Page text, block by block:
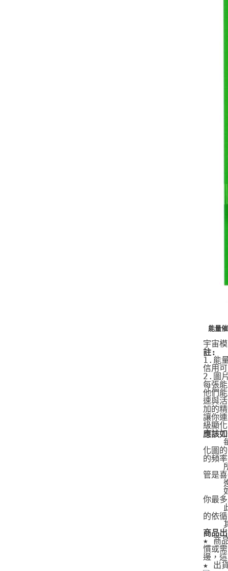
能量
宇宙
註:
1.能
信用
2.圖
每張
他們
速與
加的
讓你
級顯
應該
化圖
的頻
管是
你最
的依
商品
★ 商
慣或
邊，
★ 出